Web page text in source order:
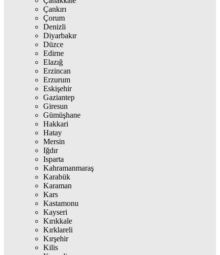
Çankırı
Çorum
Denizli
Diyarbakır
Düzce
Edirne
Elazığ
Erzincan
Erzurum
Eskişehir
Gaziantep
Giresun
Gümüşhane
Hakkari
Hatay
Mersin
Iğdır
Isparta
Kahramanmaraş
Karabük
Karaman
Kars
Kastamonu
Kayseri
Kırıkkale
Kırklareli
Kırşehir
Kilis